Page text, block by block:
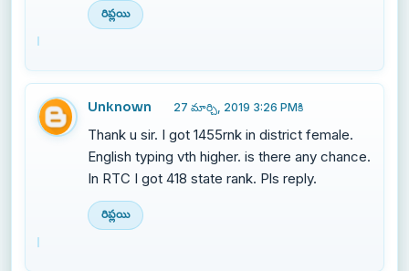
రిప్లయి
Unknown 27 మార్చి, 2019 3:26 PMకి
Thank u sir. I got 1455rnk in district female.
English typing vth higher. is there any chance.
In RTC I got 418 state rank. Pls reply.
రిప్లయి